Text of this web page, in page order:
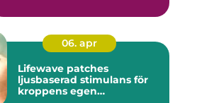
06. apr
Lifewave patches
ljusbaserad stimulans för
kroppens egen